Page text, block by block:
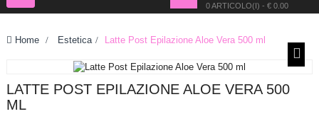
0 ARTICOLO(I) - € 0.00
Toggle
Home > Estetica > Latte Post Epilazione Aloe Vera 500 ml
LATTE POST EPILAZIONE ALOE VERA 500
ML